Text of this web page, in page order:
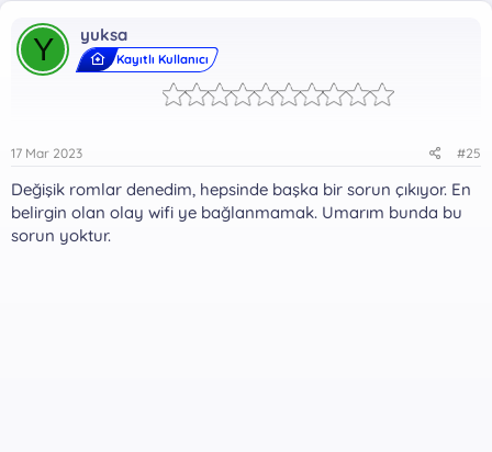
Y yuksa
Kayıtlı Kullanıcı
17 Mar 2023 #25
Değişik romlar denedim, hepsinde başka bir sorun çıkıyor. En
belirgin olan olay wifi ye bağlanmamak. Umarım bunda bu
sorun yoktur.